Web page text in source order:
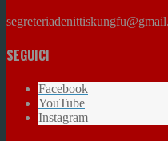
SEGUICI
Facebook
YouTube
Instagram